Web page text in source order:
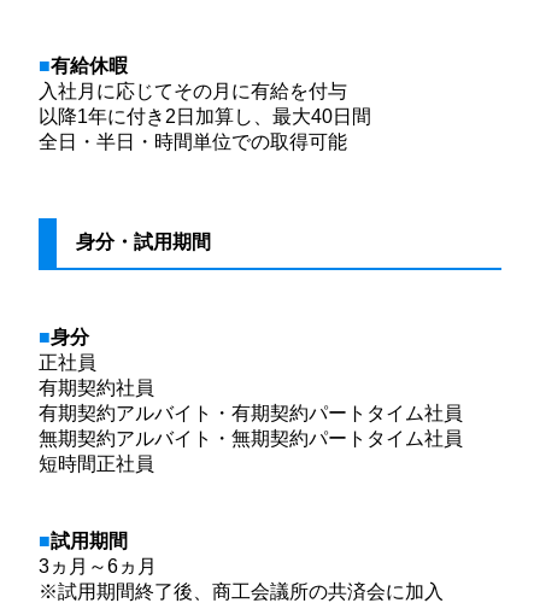
有給休暇
入社月に応じてその月に有給を付与
以降1年に付き2日加算し、最大40日間
全日・半日・時間単位での取得可能
身分・試用期間
身分
正社員
有期契約社員
有期契約アルバイト・有期契約パートタイム社員
無期契約アルバイト・無期契約パートタイム社員
短時間正社員
試用期間
3ヵ月～6ヵ月
※試用期間終了後、商工会議所の共済会に加入